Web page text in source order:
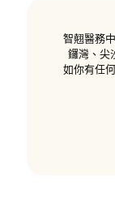
智翹醫務
鑼灣、尖
如你有任